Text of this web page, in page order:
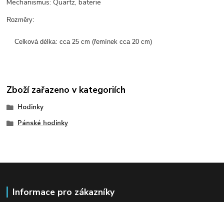
Mechanismus: Quartz, baterie
Rozměry:
    Celková délka: cca 25 cm (řemínek cca 20 cm)
Zboží zařazeno v kategoriích
Hodinky
Pánské hodinky
Informace pro zákazníky